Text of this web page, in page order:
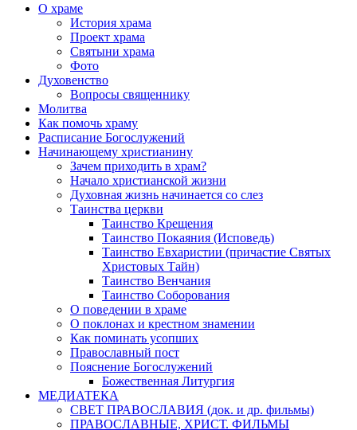
О храме
История храма
Проект храма
Святыни храма
Фото
Духовенство
Вопросы священнику
Молитва
Как помочь храму
Расписание Богослужений
Начинающему христианину
Зачем приходить в храм?
Начало христианской жизни
Духовная жизнь начинается со слез
Таинства церкви
Таинство Крещения
Таинство Покаяния (Исповедь)
Таинство Евхаристии (причастие Святых
Христовых Тайн)
Таинство Венчания
Таинство Соборования
О поведении в храме
О поклонах и крестном знамении
Как поминать усопших
Православный пост
Пояснение Богослужений
Божественная Литургия
МЕДИАТЕКА
СВЕТ ПРАВОСЛАВИЯ (док. и др. фильмы)
ПРАВОСЛАВНЫЕ, ХРИСТ. ФИЛЬМЫ